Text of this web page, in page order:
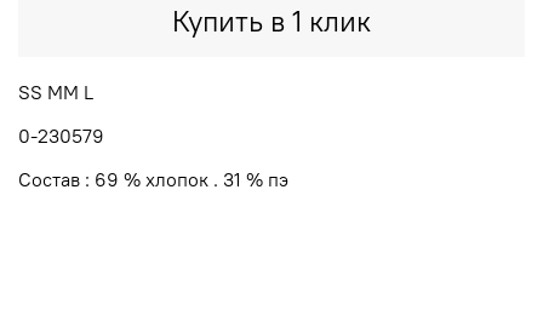
Купить в 1 клик
SS MM L
0-230579
Состав : 69 % хлопок . 31 % пэ